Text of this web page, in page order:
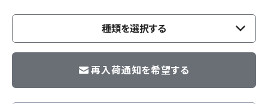
種類を選択する
再入荷通知を希望する